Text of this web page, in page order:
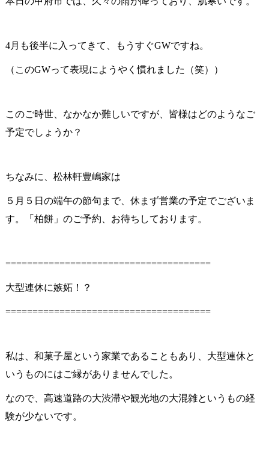
4月も後半に入ってきて、もうすぐGWですね。
（このGWって表現にようやく慣れました（笑））
このご時世、なかなか難しいですが、皆様はどのようなご
予定でしょうか？
ちなみに、松林軒豊嶋家は
５月５日の端午の節句まで、休まず営業の予定でございま
す。「柏餅」のご予約、お待ちしております。
======================================
大型連休に嫉妬！？
======================================
私は、和菓子屋という家業であることもあり、大型連休と
いうものにはご縁がありませんでした。
なので、高速道路の大渋滞や観光地の大混雑というもの経
験が少ないです。